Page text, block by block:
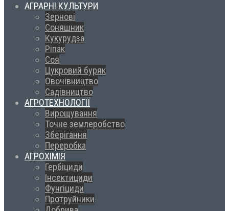
АГРАРНІ КУЛЬТУРИ
Зернові
Соняшник
Кукурудза
Ріпак
Соя
Цукровий буряк
Овочівництво
Садівництво
АГРОТЕХНОЛОГІЇ
Вирощування
Точне землеробство
Зберігання
Переробка
АГРОХІМІЯ
Гербіциди
Інсектициди
Фунгіциди
Протруйники